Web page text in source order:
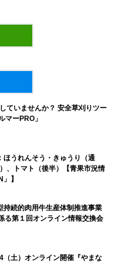
ていませんか？ 安全草刈りツー
マーPRO」
ほうれんそう・きゅうり（通
、トマト（後半）【青果市況情
】
続的肉用牛生産体制推進事業
る第１回オンライン情報交換会
（土）オンライン開催『やまな